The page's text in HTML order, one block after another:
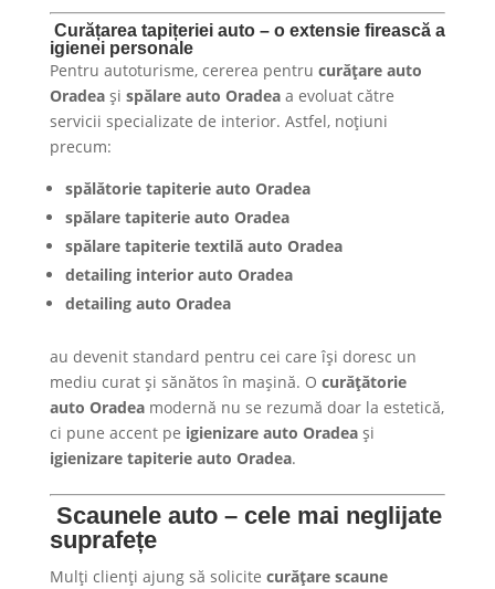
Curățarea tapițeriei auto – o extensie firească a
igienei personale
Pentru autoturisme, cererea pentru curățare auto
Oradeași spălare auto Oradeaa evoluat către
servicii specializate de interior. Astfel, noțiuni
precum:
spălătorie tapiterie auto Oradea
spălare tapiterie auto Oradea
spălare tapiterie textilă auto Oradea
detailing interior auto Oradea
detailing auto Oradea
au devenit standard pentru cei care își doresc un
mediu curat și sănătos în mașină. O curățătorie
auto Oradeamodernă nu se rezumă doar la estetică,
ci pune accent pe igienizare auto Oradeași
igienizare tapiterie auto Oradea.
Scaunele auto – cele mai neglijate
suprafețe
Mulți clienți ajung să solicite curățare scaune